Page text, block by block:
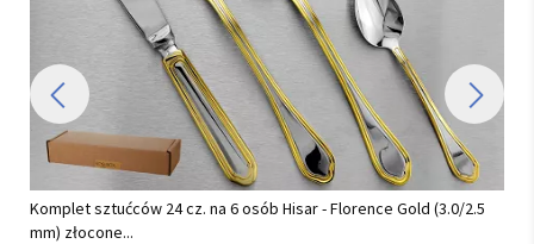
Serwis obiadowy na 12 osób (44 el) Chodzież - Akcent C000 BIAŁY
(TG18) BW...